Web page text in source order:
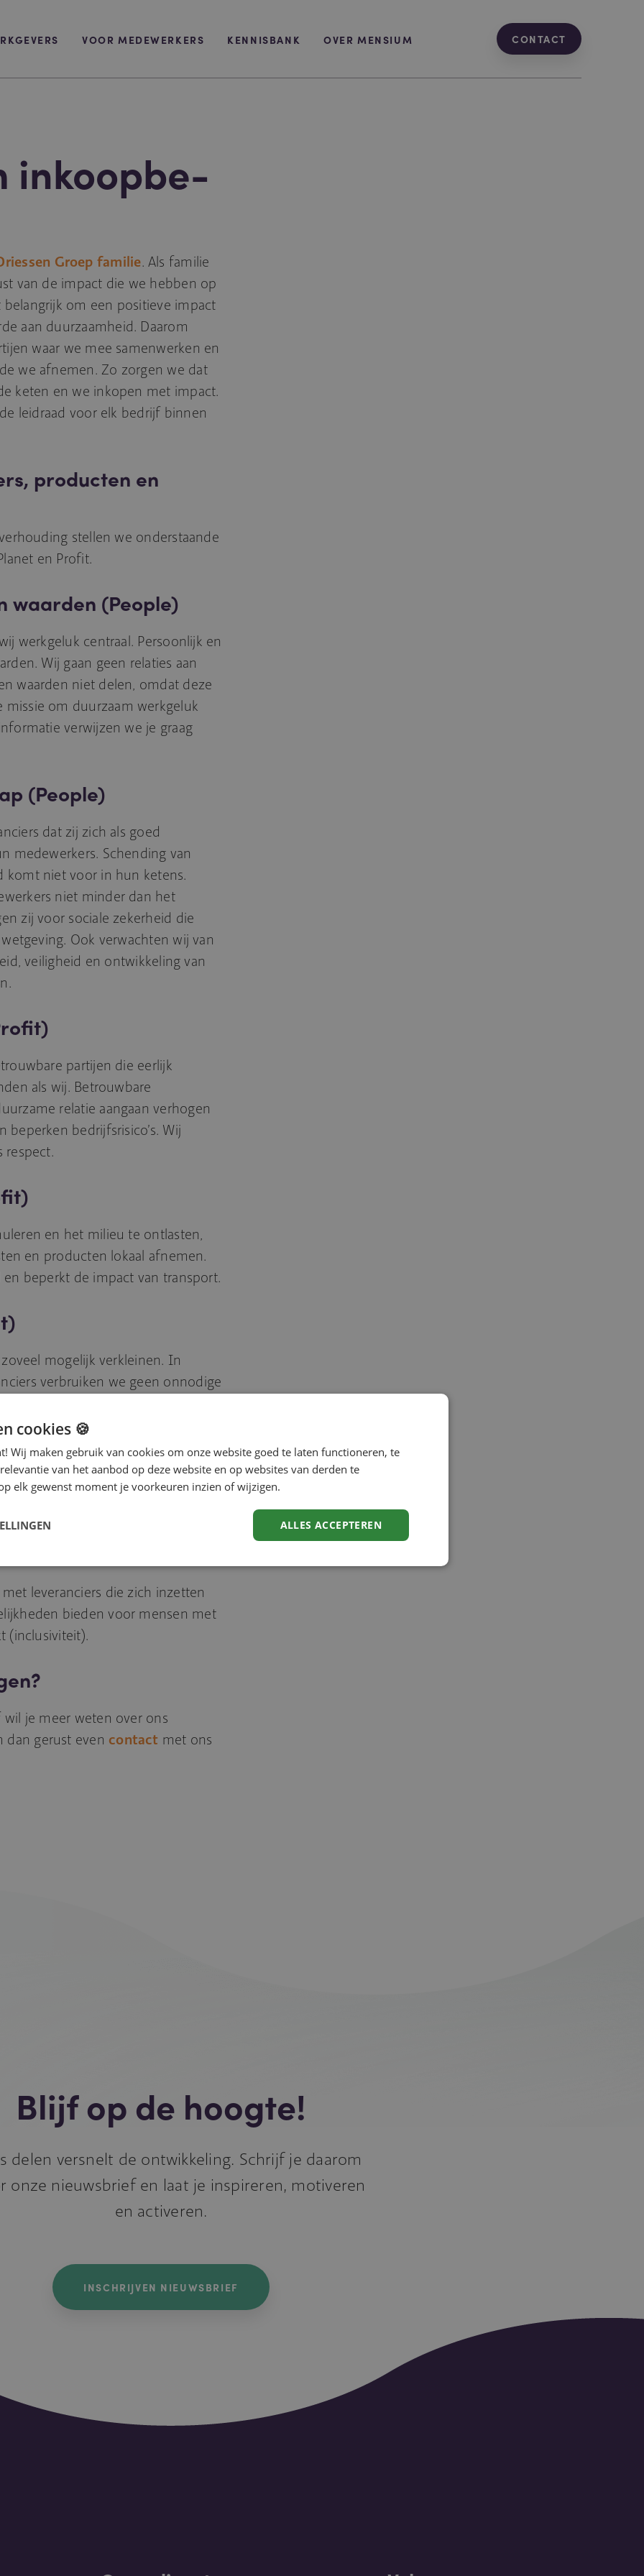
VOOR MEDEWERKERS KENNISBANK OVER MENSIUM CONTACT
inkoopbe­
Groep familie. Als familie
van de impact die we hebben op
om een positieve impact
aan duurzaamheid. Daarom
waar we mee samenwerken en
we afnemen. Zo zorgen we dat
keten en we inkopen met impact.
leidraad voor elk bedrijf binnen
producten en
stellen we onderstaande
en Profit.
waarden (People)
werkgeluk centraal. Persoonlijk en
Wij gaan geen relaties aan
waarden niet delen, omdat deze
om duurzaam werkgeluk
verwijzen we je graag
(People)
dat zij zich als goed
medewerkers. Schending van
komt niet voor in hun ketens.
niet minder dan het
zij voor sociale zekerheid die
Ook verwachten wij van
veiligheid en ontwikkeling van
partijen die eerlijk
als wij. Betrouwbare
relatie aangaan verhogen
bedrijfsrisico’s. Wij
respect.
en het milieu te ontlasten,
en producten lokaal afnemen.
beperkt de impact van transport.
mogelijk verkleinen. In
verbruiken we geen onnodige
mogelijk hergebruikt of
producten van voldoende
met levensduur. Wij verwachten
nemen op het gebied van
en CO2-reductie.
(People &
leveranciers die zich inzetten
bieden voor mensen met
(inclusiviteit).
je meer weten over ons
dan gerust even contact met ons
Blijf op de hoogte!
delen versnelt de ontwikkeling. Schrijf je daarom
onze nieuwsbrief en laat je inspireren, motiveren
en activeren.
INSCHRIJVEN NIEUWSBRIEF
cookies 🍪
Wij maken gebruik van cookies om onze website goed te laten functioneren, te
van het aanbod op deze website en op websites van derden te
elk gewenst moment je voorkeuren inzien of wijzigen.
ALLES ACCEPTEREN